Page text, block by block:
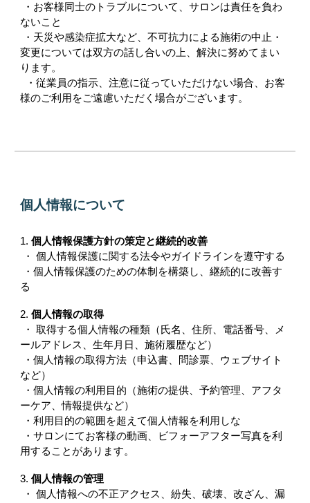
・お客様同士のトラブルについて、サロンは責任を負わ
ないこと
・天災や感染症拡大など、不可抗力による施術の中止・
変更については双方の話し合いの上、解決に努めてまい
ります。
・従業員の指示、注意に従っていただけない場合、お客
様のご利用をご遠慮いただく場合がございます。
個人情報について
1.個人情報保護方針の策定と継続的改善
・ 個人情報保護に関する法令やガイドラインを遵守する
・個人情報保護のための体制を構築し、継続的に改善す
る
2.個人情報の取得
・ 取得する個人情報の種類（氏名、住所、電話番号、メ
ールアドレス、生年月日、施術履歴など）
・個人情報の取得方法（申込書、問診票、ウェブサイト
など）
・個人情報の利用目的（施術の提供、予約管理、アフタ
ーケア、情報提供など）
・利用目的の範囲を超えて個人情報を利用しな
・サロンにてお客様の動画、ビフォーアフター写真を利
用することがあります。
3.個人情報の管理
・ 個人情報への不正アクセス、紛失、破壊、改ざん、漏